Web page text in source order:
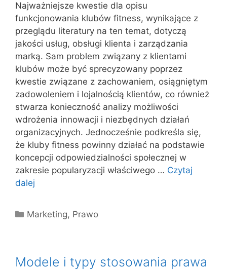
Najważniejsze kwestie dla opisu
funkcjonowania klubów fitness, wynikające z
przeglądu literatury na ten temat, dotyczą
jakości usług, obsługi klienta i zarządzania
marką. Sam problem związany z klientami
klubów może być sprecyzowany poprzez
kwestie związane z zachowaniem, osiągniętym
zadowoleniem i lojalnością klientów, co również
stwarza konieczność analizy możliwości
wdrożenia innowacji i niezbędnych działań
organizacyjnych. Jednocześnie podkreśla się,
że kluby fitness powinny działać na podstawie
koncepcji odpowiedzialności społecznej w
zakresie popularyzacji właściwego … Czytaj
dalej
Kategorie
Marketing, Prawo
Modele i typy stosowania prawa